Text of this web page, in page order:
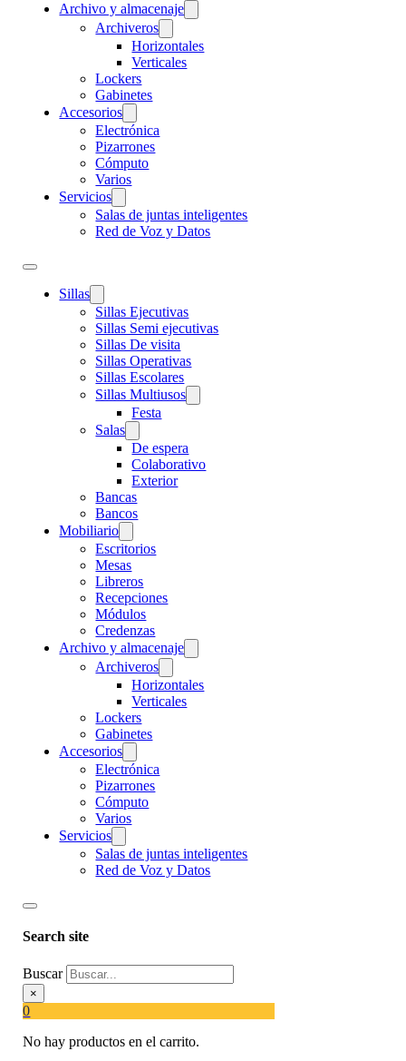
Archivo y almacenaje
Archiveros
Horizontales
Verticales
Lockers
Gabinetes
Accesorios
Electrónica
Pizarrones
Cómputo
Varios
Servicios
Salas de juntas inteligentes
Red de Voz y Datos
Sillas
Sillas Ejecutivas
Sillas Semi ejecutivas
Sillas De visita
Sillas Operativas
Sillas Escolares
Sillas Multiusos
Festa
Salas
De espera
Colaborativo
Exterior
Bancas
Bancos
Mobiliario
Escritorios
Mesas
Libreros
Recepciones
Módulos
Credenzas
Archivo y almacenaje
Archiveros
Horizontales
Verticales
Lockers
Gabinetes
Accesorios
Electrónica
Pizarrones
Cómputo
Varios
Servicios
Salas de juntas inteligentes
Red de Voz y Datos
Search site
Buscar
×
0
No hay productos en el carrito.